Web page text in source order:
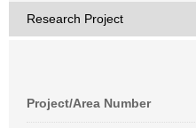
Research Project
Project/Area Number